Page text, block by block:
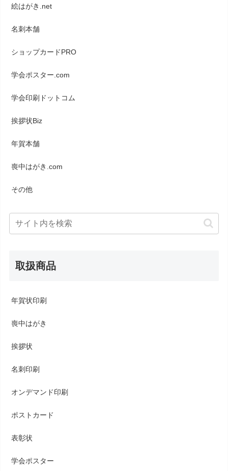
絵はがき.net
名刺本舗
ショップカードPRO
学会ポスター.com
学会印刷ドットコム
挨拶状Biz
年賀本舗
喪中はがき.com
その他
取扱商品
年賀状印刷
喪中はがき
挨拶状
名刺印刷
オンデマンド印刷
ポストカード
表彰状
学会ポスター